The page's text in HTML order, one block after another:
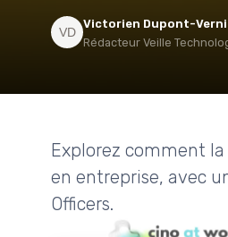
Victorien Dupont-
Rédacteur Veille
Explorez comment
en entreprise, avec
Officers.